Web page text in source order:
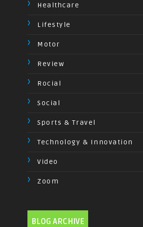
Healthcare
Lifestyle
Motor
Review
Rocial
Social
Sports & Travel
Technology & Innovation
Video
Zoom
BLOG ARCHIVE